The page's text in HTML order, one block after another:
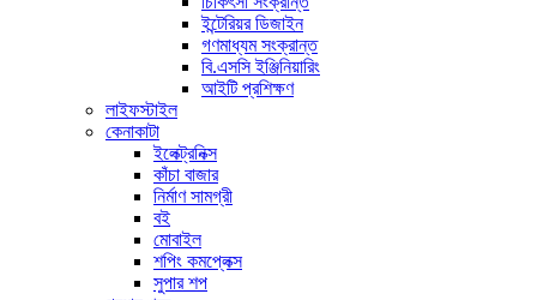
ইন্টেরিয়র ডিজাইন
গণমাধ্যম সংক্রান্ত
বি.এসসি ইঞ্জিনিয়ারিং
আইটি প্রশিক্ষণ
লাইফস্টাইল
কেনাকাটা
ইলেক্ট্রনিক্স
কাঁচা বাজার
নির্মাণ সামগ্রী
বই
মোবাইল
শপিং কমপ্লেক্স
সুপার শপ